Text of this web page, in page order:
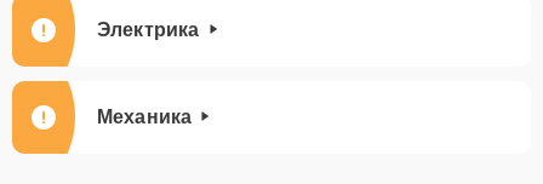
Электрика
Механика